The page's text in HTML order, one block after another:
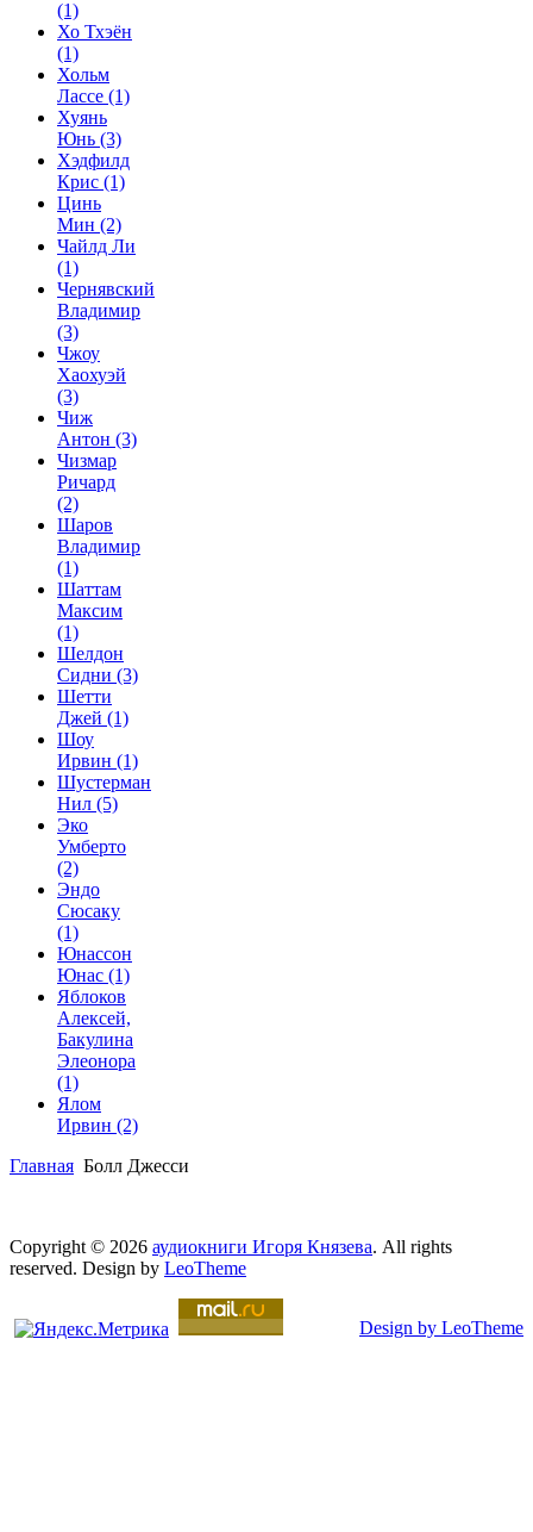
(1)
Хо Тхэён
(1)
Хольм
Лассе (1)
Хуянь
Юнь (3)
Хэдфилд
Крис (1)
Цинь
Мин (2)
Чайлд Ли
(1)
Чернявский
Владимир
(3)
Чжоу
Хаохуэй
(3)
Чиж
Антон (3)
Чизмар
Ричард
(2)
Шаров
Владимир
(1)
Шаттам
Максим
(1)
Шелдон
Сидни (3)
Шетти
Джей (1)
Шоу
Ирвин (1)
Шустерман
Нил (5)
Эко
Умберто
(2)
Эндо
Сюсаку
(1)
Юнассон
Юнас (1)
Яблоков
Алексей,
Бакулина
Элеонора
(1)
Ялом
Ирвин (2)
Главная Болл Джесси
Copyright © 2026 аудиокниги Игоря Князева. All rights
reserved. Design by LeoTheme
Design by LeoTheme